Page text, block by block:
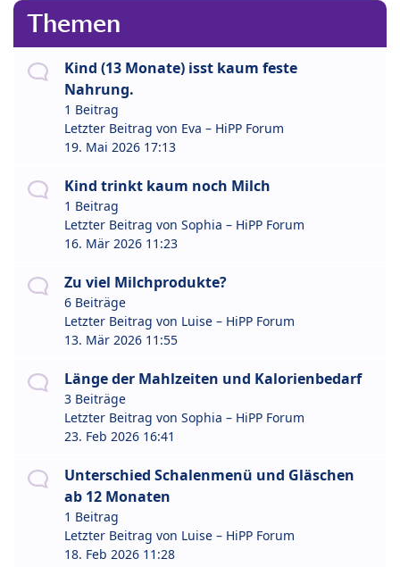
Themen
Kind (13 Monate) isst kaum feste
Nahrung.
1 Beitrag
Letzter Beitrag von Eva – HiPP Forum
19. Mai 2026 17:13
Kind trinkt kaum noch Milch
1 Beitrag
Letzter Beitrag von Sophia – HiPP Forum
16. Mär 2026 11:23
Zu viel Milchprodukte?
6 Beiträge
Letzter Beitrag von Luise – HiPP Forum
13. Mär 2026 11:55
Länge der Mahlzeiten und Kalorienbedarf
3 Beiträge
Letzter Beitrag von Sophia – HiPP Forum
23. Feb 2026 16:41
Unterschied Schalenmenü und Gläschen
ab 12 Monaten
1 Beitrag
Letzter Beitrag von Luise – HiPP Forum
18. Feb 2026 11:28